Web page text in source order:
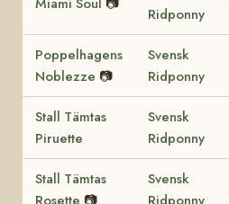
Ridponny
Poppelhagens
Noblezze 📷
Svensk
Ridponny
Stall Tämtas
Piruette
Svensk
Ridponny
Stall Tämtas
Rosette 📷
Svensk
Ridponny